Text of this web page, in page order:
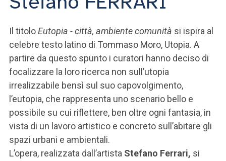
Il titoloEutopia - città, ambiente comunità si ispira al
celebre testo latino di Tommaso Moro, Utopia. A
partire da questo spunto i curatori hanno deciso di
focalizzare la loro ricerca non sull’utopia
irrealizzabile bensì sul suo capovolgimento,
l’eutopia, che rappresenta uno scenario bello e
possibile su cui riflettere, ben oltre ogni fantasia, in
vista di un lavoro artistico e concreto sull’abitare gli
spazi urbani e ambientali.
L’opera, realizzata dall’artista Stefano Ferrari, si